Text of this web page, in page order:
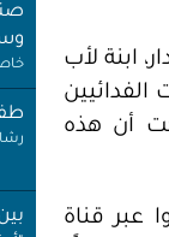
ابنة لأب
أدركت أن هذه
عبر قناة